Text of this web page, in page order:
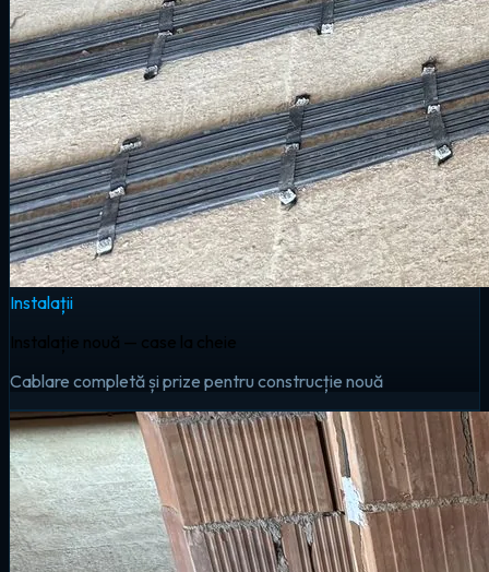
Instalații
Instalație nouă — case la cheie
Cablare completă și prize pentru construcție nouă